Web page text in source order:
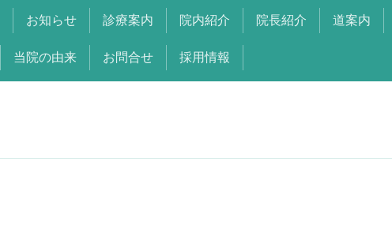
お知らせ 診療案内 院内紹介 院長紹介 道案内
当院の由来 お問合せ 採用情報